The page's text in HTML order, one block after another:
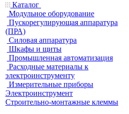
Каталог
Модульное оборудование
Пускорегулирующая аппаратура
(ПРА)
Силовая аппаратура
Шкафы и щиты
Промышленная автоматизация
Расходные материалы к
электроинструменту
Измерительные приборы
Электроинструмент
Строительно-монтажные клеммы